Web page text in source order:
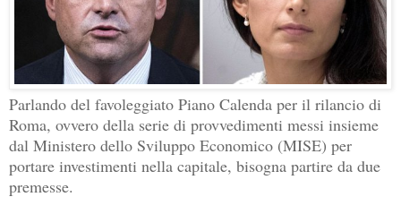
Parlando del favoleggiato Piano Calenda per il rilancio di
Roma, ovvero della serie di provvedimenti messi insieme
dal Ministero dello Sviluppo Economico (MISE) per
portare investimenti nella capitale, bisogna partire da due
premesse.